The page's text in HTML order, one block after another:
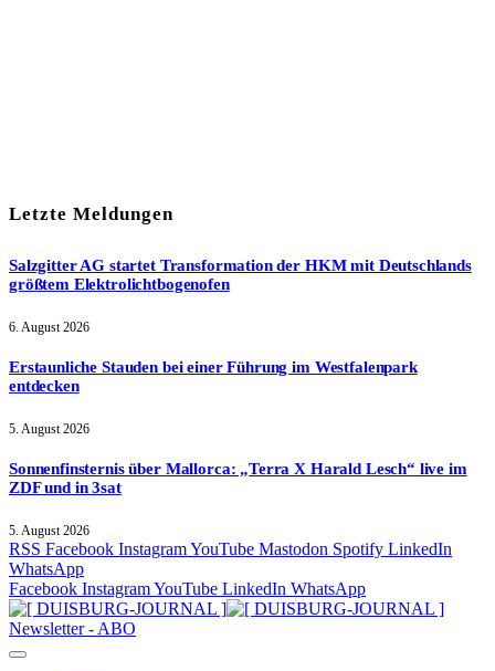
Letzte Meldungen
Salzgitter AG startet Transformation der HKM mit Deutschlands
größtem Elektrolichtbogenofen
6. August 2026
Erstaunliche Stauden bei einer Führung im Westfalenpark
entdecken
5. August 2026
Sonnenfinsternis über Mallorca: „Terra X Harald Lesch“ live im
ZDF und in 3sat
5. August 2026
RSS Facebook InstagramYouTube Mastodon Spotify LinkedIn
WhatsApp
Facebook InstagramYouTube LinkedIn WhatsApp
Newsletter - ABO